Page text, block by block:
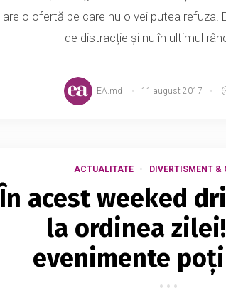
are o ofertă pe care nu o vei putea refuza!
de distracție și nu în ultimul rând
EA.md 11 august 2017
ACTUALITATE DIVERTISMENT &
În acest weeked
la ordinea
evenimente